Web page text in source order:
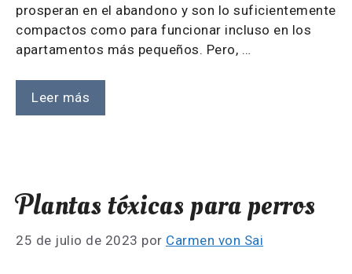
prosperan en el abandono y son lo suficientemente
compactos como para funcionar incluso en los
apartamentos más pequeños. Pero, …
Leer más
Plantas tóxicas para perros
25 de julio de 2023 por Carmen von Sai